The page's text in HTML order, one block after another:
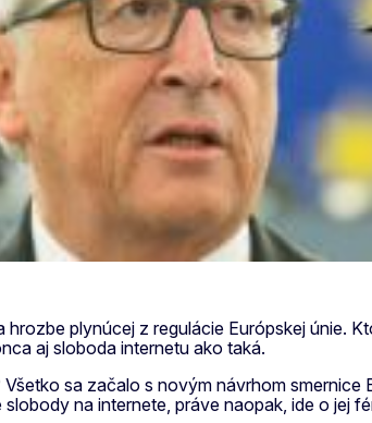
hrozbe plynúcej z regulácie Európskej únie.
aj sloboda internetu ako taká.
sa začalo s novým návrhom
na internete, práve naopak, ide o jej